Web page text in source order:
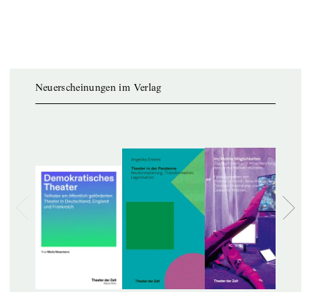
Neuerscheinungen im Verlag